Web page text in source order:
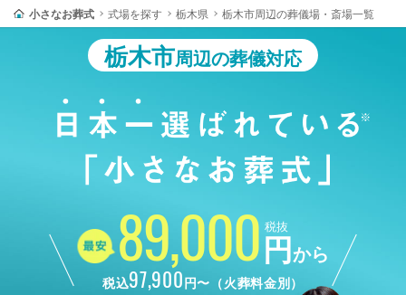
小さなお葬式 式場を探す 栃木県 栃木市周辺の葬儀場・斎場一覧
栃木市周辺の葬儀対応
89,000 税抜
円から
税込97,900円〜（火葬料金別）